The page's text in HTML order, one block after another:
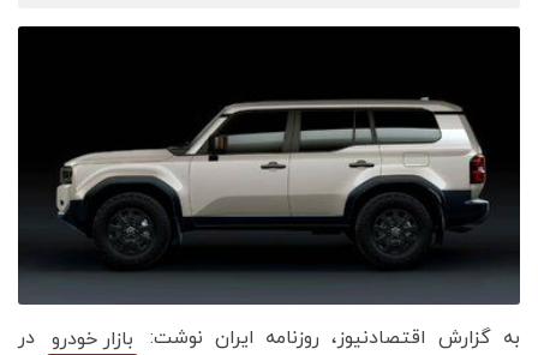
به گزارش اقتصادنیوز، روزنامه ایران نوشت: بازار خودرو
در